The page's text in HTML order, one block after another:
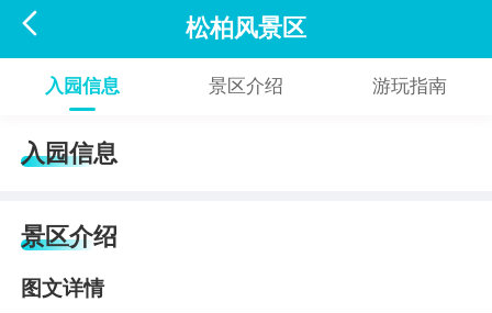
 松柏风景区
入园信息 景区介绍 游玩指南
入园信息
景区介绍
图文详情